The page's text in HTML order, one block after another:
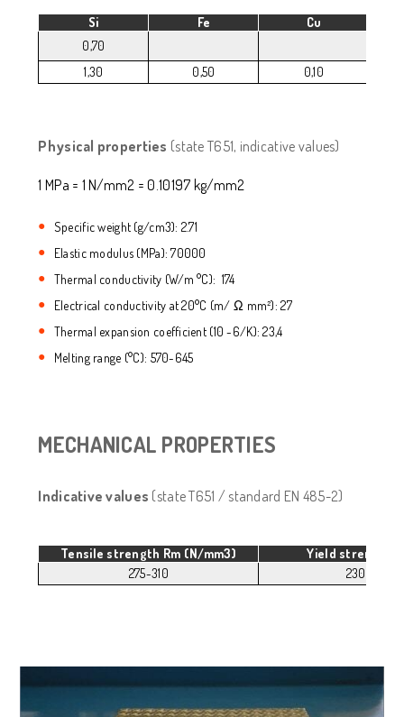
Si Fe
Cu
0,70
1,30
0,50 0,10
Physical properties (state T651, indicative values)
1 MPa = 1 N/mm2 = 0.10197 kg/mm2
Specific weight (g/cm3): 2.71
Elastic modulus (MPa): 70000
Thermal conductivity (W/m °C): 174
Electrical conductivity at 20°C (m/ Ω mm²): 27
Thermal expansion coefficient (10 -6/K): 23,4
Melting range (°C): 570-645
MECHANICAL PROPERTIES
Indicative values (state T651 / standard EN 485-2)
Tensile strength Rm (N/mm3)
Yield strength
275-310
230-260